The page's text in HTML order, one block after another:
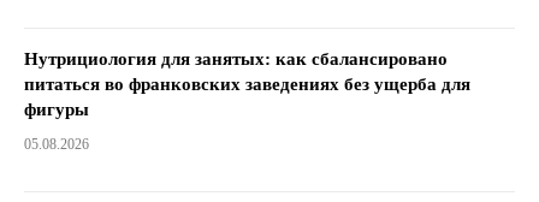
Нутрициология для занятых: как сбалансировано
питаться во франковских заведениях без ущерба для
фигуры
05.08.2026